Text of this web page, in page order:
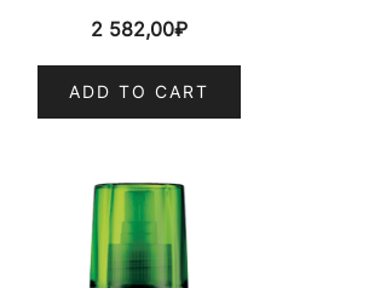
2 582,00₽
ADD TO CART